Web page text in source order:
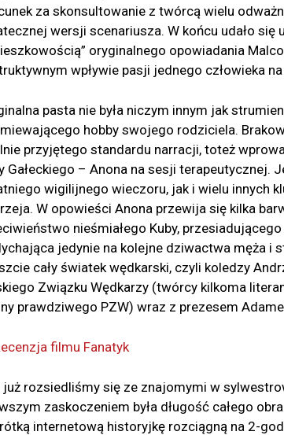
za skonsultowanie z twórcą wielu
wersji scenariusza. W końcu udało
oryginalnego opowiadania
wpływie pasji jednego człowieka
pasta nie była niczym innym jak
hobby swojego rodziciela.
przyjętego standardu narracji, toteż
Gałeckiego – Anona na sesji
wigilijnego wieczoru, jak i wielu innych
W opowieści Anona przewija się kilka
nieśmiałego Kuby,
jedynie na kolejne dziwactwa męża i
cały światek wędkarski, czyli koledzy
Związku Wędkarzy (twórcy kilkoma
prawdziwego PZW) wraz z prezesem
już rozsiedliśmy się ze znajomymi w
zaskoczeniem była długość całego
internetową historyjkę rozciągną na 2-